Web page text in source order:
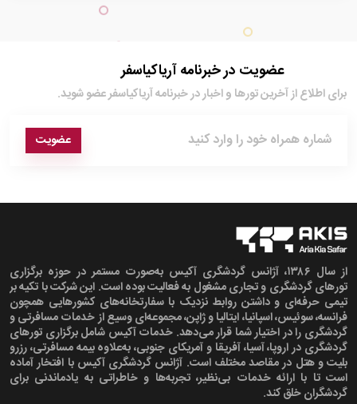
عضویت در خبرنامه آریاکیاسفر
برای اطلاع از آخرین تور‌ها و اخبار در خبرنامه آریاکیاسفر عضو شوید.
عضویت
از سال ۱۳۸۶، آژانس گردشگری آکیس به‌صورت مستمر در حوزه برگزاری
تورهای گردشگری و تجاری مشغول به فعالیت بوده است. این شرکت با تکیه بر
تیمی حرفه‌ای و داشتن روابط نزدیک با سفارتخانه‌های کشورهایی همچون
فرانسه، سوئیس، اسپانیا، ایتالیا و ژاپن، مجموعه‌ای وسیع از خدمات مسافرتی و
گردشگری را در اختیار شما قرار می‌دهد. خدمات آکیس شامل برگزاری تورهای
گردشگری در اروپا، آسیا، آفریقا و آمریکای جنوبی، به‌علاوه بیمه مسافرتی، رزرو
بلیت و هتل در مقاصد مختلف است. آژانس گردشگری آکیس با افتخار آماده
است تا با ارائه خدمات بی‌نظیر، تجربه‌ها و خاطراتی به یادماندنی برای
گردشگران خلق کند.